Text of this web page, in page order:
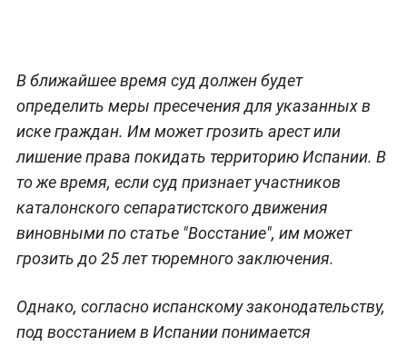
В ближайшее время суд должен будет
определить меры пресечения для указанных в
иске граждан. Им может грозить арест или
лишение права покидать территорию Испании. В
то же время, если суд признает участников
каталонского сепаратистского движения
виновными по статье "Восстание", им может
грозить до 25 лет тюремного заключения.
Однако, согласно испанскому законодательству,
под восстанием в Испании понимается